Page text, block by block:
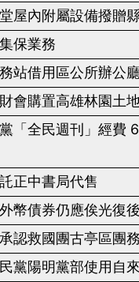
屋內附屬設備撥贈
保業務
站借用區公所辦公
會購置高雄林園土
「全民週刊」經費
正中書局代售
幣債券仍應俟光復
認救國團古亭區團
黨陽明黨部使用自